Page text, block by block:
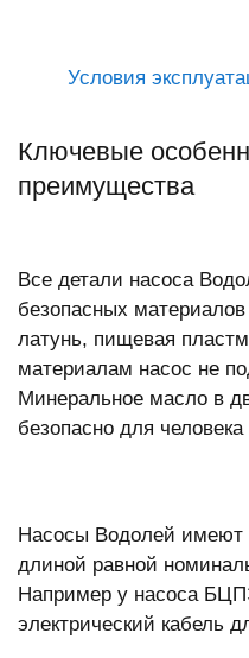
Условия
Ключевые
преимущества
Все детали насоса
безопасных
латунь, пищевая
материалам насос не
Минеральное масло в
безопасно для
Насосы Водолей имеют
длиной равной
Например у насоса
электрический кабель